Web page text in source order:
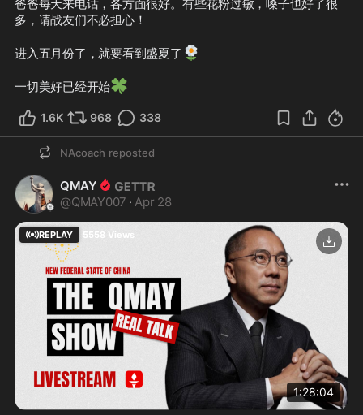
爸爸每天来电话，各方面很好。有些花粉过敏，嗓子也好了很
多，请战友们不必担心！
进入五月份了，就要看到盛夏了 🌼
一切美好已经开始🍀
1.6K 968 338
NAcoach reposted
QMAY
@QMAY007 · Apr 28
REPLAY 5558 Views
1:28:04